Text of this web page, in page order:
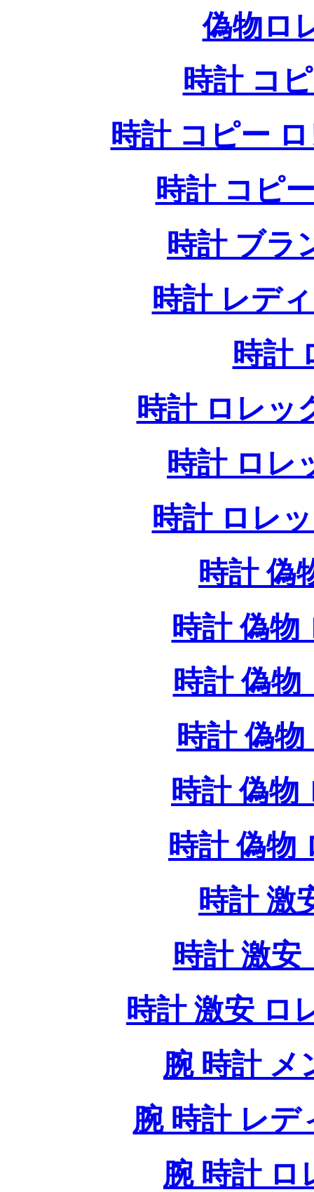
偽物ロ
時計 コ
時計 コピー
時計 コピ
時計 ブラ
時計 レデ
時計
時計 ロレッ
時計 ロレ
時計 ロレ
時計 偽
時計 偽物
時計 偽物
時計 偽
時計 偽物
時計 偽物
時計 激
時計 激安
時計 激安 ロ
腕 時計 メ
腕 時計 レデ
腕 時計 ロ